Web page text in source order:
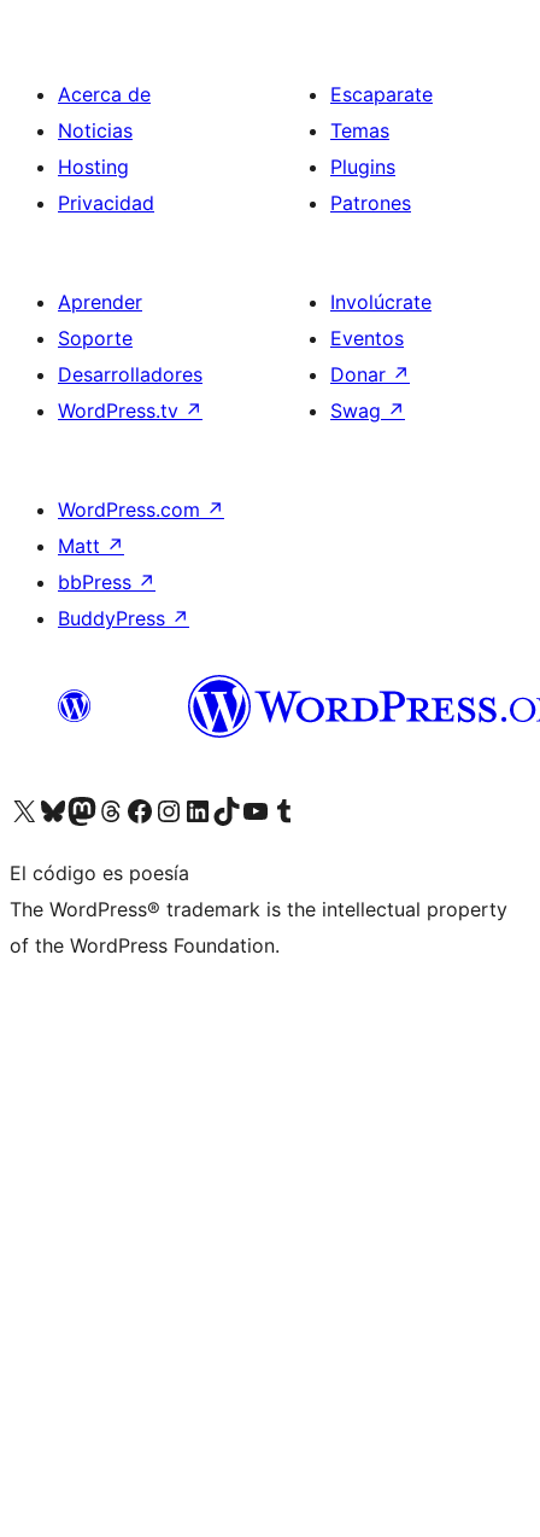
Acerca de
Noticias
Hosting
Privacidad
Escaparate
Temas
Plugins
Patrones
Aprender
Soporte
Desarrolladores
WordPress.tv ↗
Involúcrate
Eventos
Donar ↗
Swag ↗
WordPress.com ↗
Matt ↗
bbPress ↗
BuddyPress ↗
Visita nuestra cuenta de X (anteriormente Twitter)
Visita nuestra cuenta de Bluesky
Visita nuestra cuenta de Mastodon
Visita nuestra cuenta de Threads
Visita nuestra página de Facebook
Visita nuestra cuenta de Instagram
Visita nuestra cuenta de LinkedIn
Visita nuestra cuenta de TikTok
Visita nuestro canal de YouTube
Visita nuestra cuenta de Tumblr
El código es poesía
The WordPress® trademark is the intellectual property
of the WordPress Foundation.